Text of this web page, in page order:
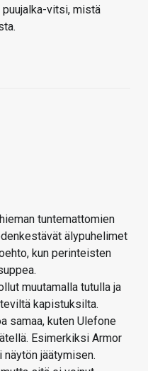
vitsi, mistä
tuntemattomien
älypuhelimet
kun perinteisten
muutamalla tutulla ja
kapistuksilta.
samaa, kuten Ulefone
Esimerkiksi Armor
jäätymisen.